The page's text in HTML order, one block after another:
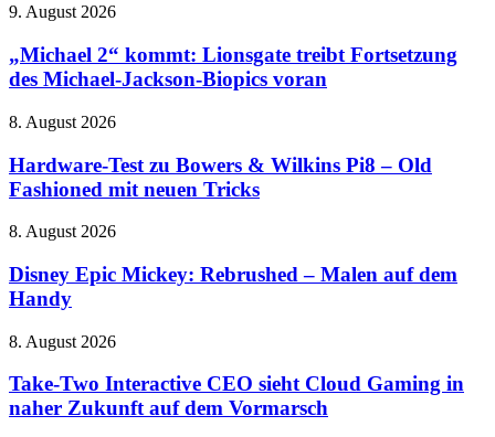
verstümmelt
und
Banjo-
sind
wieder
da
„Michael
kommt:
Lionsgate
treibt
des
Jackson-
Biopics
9. August 2026
„Michael 2“ kommt: Lionsgate treibt Fortsetzung
des Michael-Jackson-Biopics voran
Hardware-
zu
Bowers
&
Pi8
Old
Fashioned
neuen
8. August 2026
Hardware-Test zu Bowers & Wilkins Pi8 – Old
Fashioned mit neuen Tricks
Disney
Mickey:
Rebrushed
–
auf
Handy
8. August 2026
Disney Epic Mickey: Rebrushed – Malen auf dem
Handy
Take-
Interactive
CEO
sieht
8. August 2026
Take-Two Interactive CEO sieht Cloud Gaming in
naher Zukunft auf dem Vormarsch